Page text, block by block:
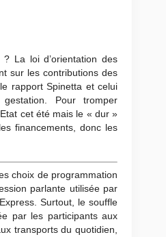
La loi d’orientation des
sur les contributions des
rapport Spinetta et celui
Pour tromper
cet été mais le « dur »
financements, donc les
choix de programmation
parlante utilisée par
Surtout, le souffle
par les participants aux
transports du quotidien,